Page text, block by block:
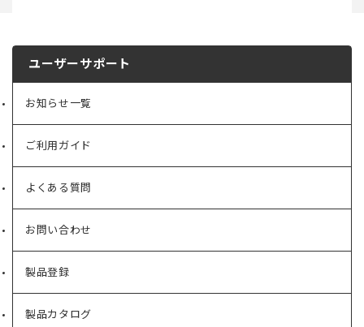
ユーザーサポート
お知らせ一覧
ご利用ガイド
よくある質問
お問い合わせ
製品登録
製品カタログ